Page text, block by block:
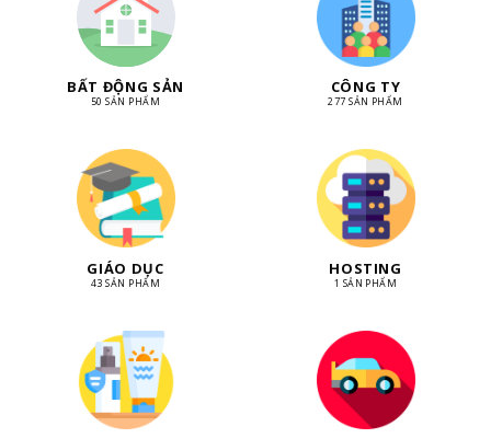
BẤT ĐỘNG SẢN
50 SẢN PHẨM
CÔNG TY
277 SẢN PHẨM
GIÁO DỤC
43 SẢN PHẨM
HOSTING
1 SẢN PHẨM